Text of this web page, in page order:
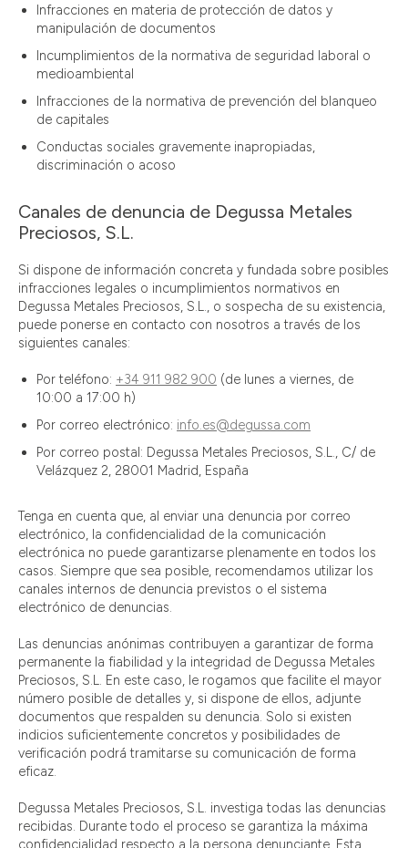
Infracciones en materia de protección de datos y
manipulación de documentos
Incumplimientos de la normativa de seguridad laboral o
medioambiental
Infracciones de la normativa de prevención del blanqueo
de capitales
Conductas sociales gravemente inapropiadas,
discriminación o acoso
Canales de denuncia de Degussa Metales
Preciosos, S.L.
Si dispone de información concreta y fundada sobre posibles
infracciones legales o incumplimientos normativos en
Degussa Metales Preciosos, S.L., o sospecha de su existencia,
puede ponerse en contacto con nosotros a través de los
siguientes canales:
Por teléfono: +34 911 982 900 (de lunes a viernes, de
10:00 a 17:00 h)
Por correo electrónico: info.es@degussa.com
Por correo postal: Degussa Metales Preciosos, S.L., C/ de
Velázquez 2, 28001 Madrid, España
Tenga en cuenta que, al enviar una denuncia por correo
electrónico, la confidencialidad de la comunicación
electrónica no puede garantizarse plenamente en todos los
casos. Siempre que sea posible, recomendamos utilizar los
canales internos de denuncia previstos o el sistema
electrónico de denuncias.
Las denuncias anónimas contribuyen a garantizar de forma
permanente la fiabilidad y la integridad de Degussa Metales
Preciosos, S.L. En este caso, le rogamos que facilite el mayor
número posible de detalles y, si dispone de ellos, adjunte
documentos que respalden su denuncia. Solo si existen
indicios suficientemente concretos y posibilidades de
verificación podrá tramitarse su comunicación de forma
eficaz.
Degussa Metales Preciosos, S.L. investiga todas las denuncias
recibidas. Durante todo el proceso se garantiza la máxima
confidencialidad respecto a la persona denunciante. Esta